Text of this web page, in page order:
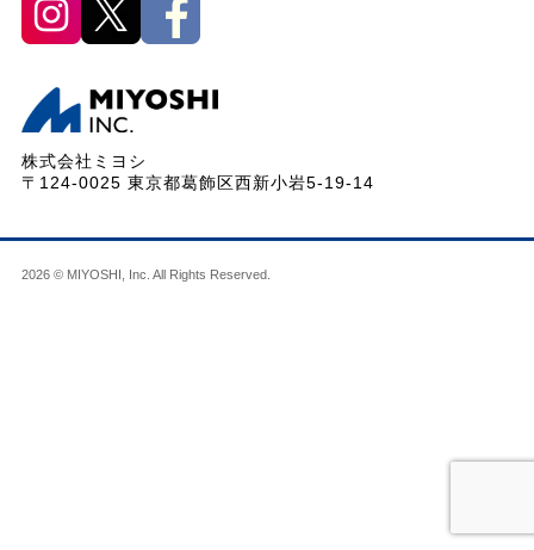
株式会社ミヨシ
〒124-0025 東京都葛飾区西新小岩5-19-14
2026 © MIYOSHI, Inc. All Rights Reserved.